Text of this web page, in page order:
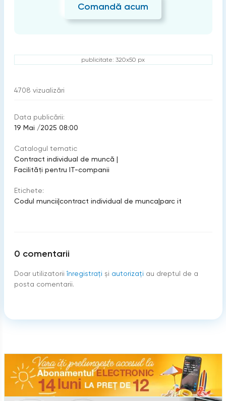
Comandă acum
publicitate: 320x50 px
4708 vizualizări
Data publicării:
19 Mai /2025 08:00
Catalogul tematic
Contract individual de muncă |
Facilități pentru IT-companii
Etichete:
Codul muncii|contract individual de munca|parc it
0 comentarii
Doar utilizatorii înregistraţi şi autorizați au dreptul de a
posta comentarii.